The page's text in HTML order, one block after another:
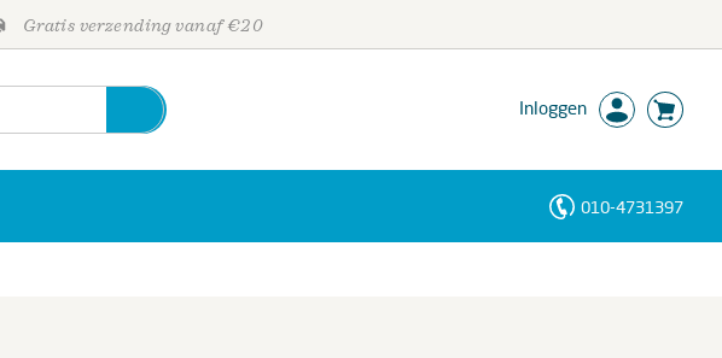
Gratis verzending vanaf €20
Inloggen
010-4731397
Personen